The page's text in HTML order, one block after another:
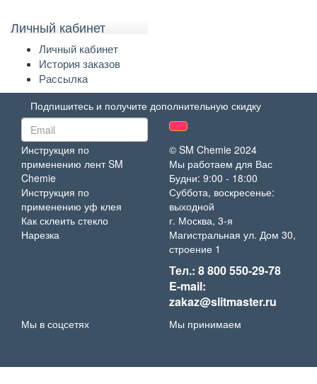
Личный кабинет
Личный кабинет
История заказов
Рассылка
Подпишитесь и получите дополнительную скидку
Инструкция по
применению лент SM
Chemie
Инструкция по
применению уф клея
Как склеить стекло
Нарезка
© SM Chemie 2024
Мы работаем для Вас
Будни: 9:00 - 18:00
Суббота, воскресенье:
выходной
г. Москва, 3-я
Магистральная ул. Дом 30,
строение 1
Тел.: 8 800 550-29-78
E-mail:
zakaz@slitmaster.ru
Мы в соцсетях Мы принимаем